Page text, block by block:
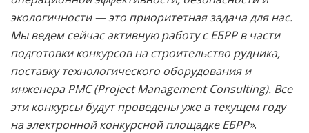
экологичности — это приоритетная задача для нас.
Мы ведем сейчас активную работу с ЕБРР в части
подготовки конкурсов на строительство рудника,
поставку технологического оборудования и
инженера РМС (Project Management Consulting). Все
эти конкурсы будут проведены уже в текущем году
на электронной конкурсной площадке ЕБРР».